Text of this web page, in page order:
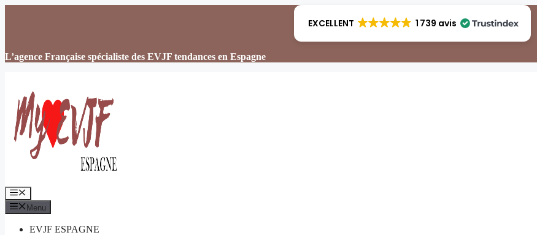
EXCELLENT 1 739 avis
L’agence Française spécialiste des EVJF tendances en Espagne
Menu
Menu
EVJF ESPAGNE